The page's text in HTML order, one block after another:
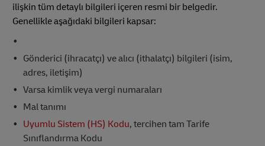
ilişkin tüm detaylı bilgileri içeren resmi bir belgedir.
Genellikle aşağıdaki bilgileri kapsar:
Gönderici (ihracatçı) ve alıcı (ithalatçı) bilgileri (isim,
adres, iletişim)
Varsa kimlik veya vergi numaraları
Mal tanımı
Uyumlu Sistem (HS) Kodu, tercihen tam Tarife
Sınıflandırma Kodu